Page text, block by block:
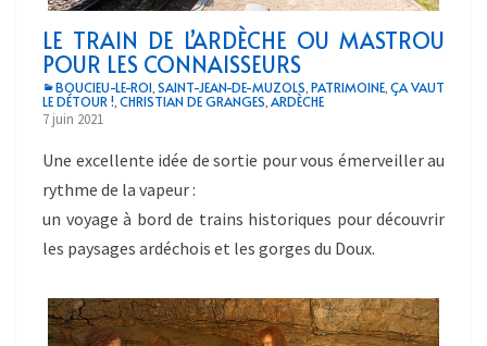
LE TRAIN DE L’ARDÈCHE OU MASTROU
POUR LES CONNAISSEURS
BOUCIEU-LE-ROI, SAINT-JEAN-DE-MUZOLS, PATRIMOINE, ÇA VAUT
LE DÉTOUR !, CHRISTIAN DE GRANGES, ARDÈCHE
7 juin 2021
Une excellente idée de sortie pour vous émerveiller au
rythme de la vapeur :
un voyage à bord de trains historiques pour découvrir
les paysages ardéchois et les gorges du Doux.